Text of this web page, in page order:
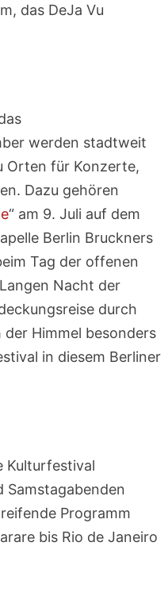
das DeJa Vu
werden stadtweit
Orten für Konzerte,
Dazu gehören
“ am 9. Juli auf dem
Berlin Bruckners
Tag der offenen
Nacht der
durch
der Himmel besonders
in diesem Berliner
Kulturfestival
Samstagabenden
Programm
bis Rio de Janeiro